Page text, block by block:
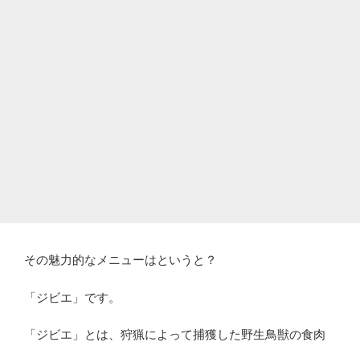
その魅力的なメニューはというと？
「ジビエ」です。
「ジビエ」とは、狩猟によって捕獲した野生鳥獣の食肉